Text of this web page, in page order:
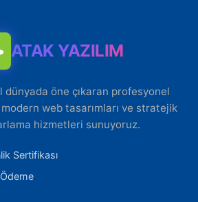
ATAK YAZILIM
öne çıkaran profesyonel
modern web tasarımları ve stratejik
hizmetleri sunuyoruz.
Sertifikası